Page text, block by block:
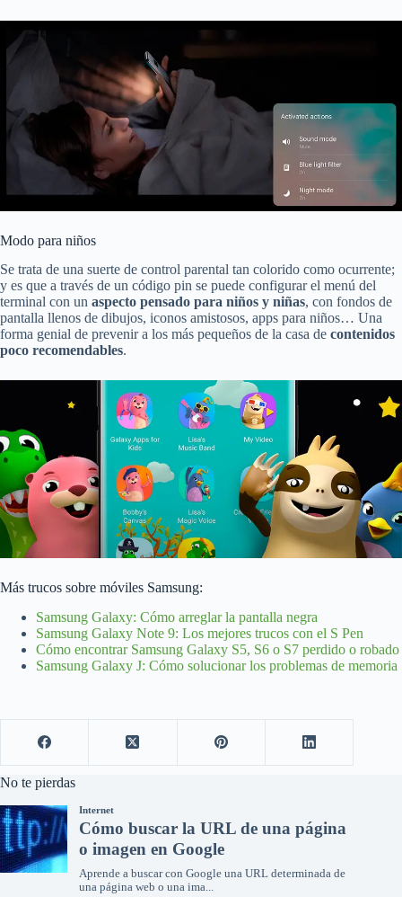
Modo para niños
Se trata de una suerte de control parental tan colorido como ocurrente;
y es que a través de un código pin se puede configurar el menú del
terminal con un aspecto pensado para niños y niñas, con fondos de
pantalla llenos de dibujos, iconos amistosos, apps para niños… Una
forma genial de prevenir a los más pequeños de la casa de contenidos
poco recomendables.
Más trucos sobre móviles Samsung:
Samsung Galaxy: Cómo arreglar la pantalla negra
Samsung Galaxy Note 9: Los mejores trucos con el S Pen
Cómo encontrar Samsung Galaxy S5, S6 o S7 perdido o robado
Samsung Galaxy J: Cómo solucionar los problemas de memoria
No te pierdas